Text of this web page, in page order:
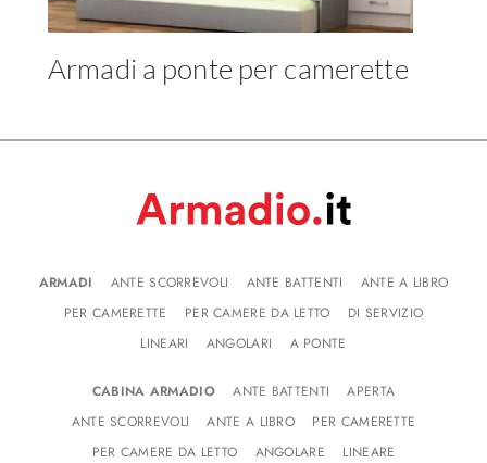
Armadi a ponte per camerette
ARMADI ANTE SCORREVOLI ANTE BATTENTI
ANTE A LIBRO
PER CAMERETTE
PER CAMERE DA LETTO
DI SERVIZIO
LINEARI
ANGOLARI A PONTE
CABINA ARMADIO ANTE BATTENTI
APERTA
ANTE SCORREVOLI
ANTE A LIBRO
PER CAMERETTE
PER CAMERE DA LETTO
ANGOLARE LINEARE